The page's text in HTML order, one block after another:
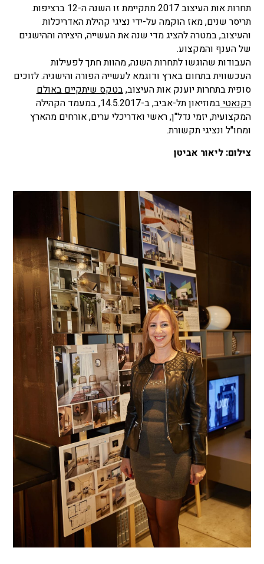
תחרות אות העיצוב 2017 מתקיימת זו השנה ה-12 ברציפות.
תריסר שנים, מאז הוקמה על-ידי נציגי קהילת האדריכלות
והעיצוב, במטרה להציג מדי שנה את העשייה, היצירה וההישגים
של הענף והמקצוע.
העבודות שהוגשו לתחרות השנה, מהוות חתך לפעילות
העכשווית בתחום בארץ ודוגמא לעשייה הפורה והישגיה. לזוכים
סופית בתחרות יוענק אות העיצוב,בטקס שיתקיים באולם
רקנאטי
במוזיאון תל-אביב, ב-14.5.2017, במעמד הקהילה
המקצועית, יזמי נדל"ן, ראשי ואדריכלי ערים, אורחים מהארץ
ומחו"ל ונציגי תקשורת.
צילום: ליאור אביטן